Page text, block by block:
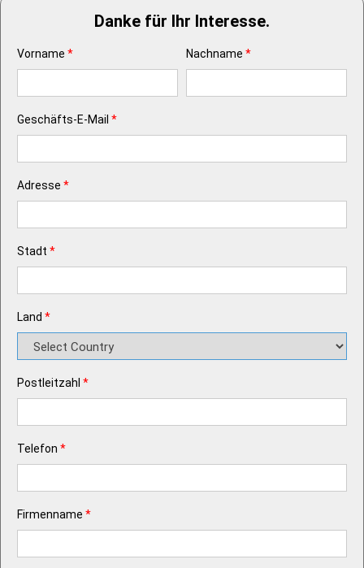
Danke für Ihr Interesse.
Vorname * Nachname *
Geschäfts-E-Mail *
Adresse *
Stadt *
Land *
Postleitzahl *
Telefon *
Firmenname *